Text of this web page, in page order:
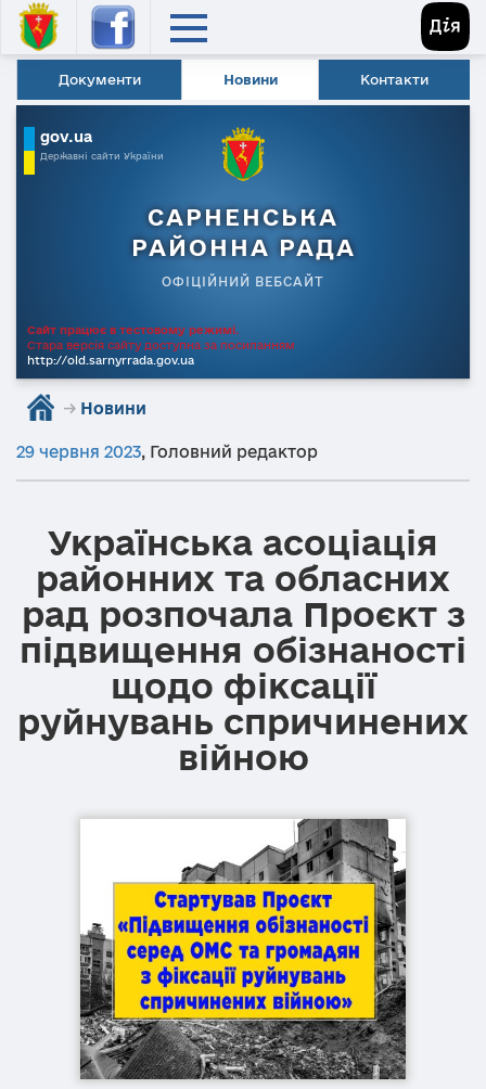
Документи Новини Контакти
gov.ua
Державні сайти України
САРНЕНСЬКА
РАЙОННА РАДА
ОФІЦІЙНИЙ ВЕБСАЙТ
Сайт працює в тестовому режимі.
Стара версія сайту доступна за посиланням
http://old.sarnyrrada.gov.ua
→ Новини
29 червня 2023, Головний редактор
Українська асоціація
районних та обласних
рад розпочала Проєкт з
підвищення обізнаності
щодо фіксації
руйнувань спричинених
війною